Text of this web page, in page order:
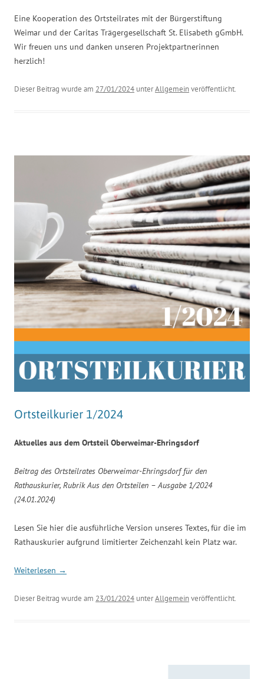
Eine Kooperation des Ortsteilrates mit der Bürgerstiftung
Weimar und der Caritas Trägergesellschaft St. Elisabeth gGmbH.
Wir freuen uns und danken unseren Projektpartnerinnen
herzlich!
Dieser Beitrag wurde am 27/01/2024 unterAllgemeinveröffentlicht.
Ortsteilkurier 1/2024
Aktuelles aus dem Ortsteil Oberweimar-Ehringsdorf
Beitrag des Ortsteilrates Oberweimar-Ehringsdorf für den
Rathauskurier, Rubrik Aus den Ortsteilen – Ausgabe 1/2024
(24.01.2024)
Lesen Sie hier die ausführliche Version unseres Textes, für die im
Rathauskurier aufgrund limitierter Zeichenzahl kein Platz war.
Weiterlesen →
Dieser Beitrag wurde am 23/01/2024 unterAllgemeinveröffentlicht.